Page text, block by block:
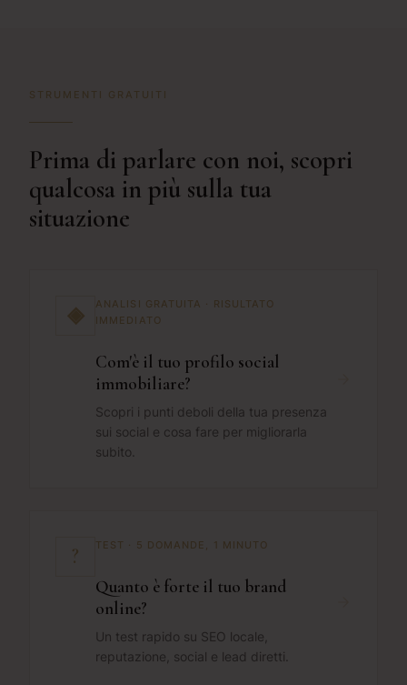
STRUMENTI GRATUITI
Prima di parlare con noi, scopri
qualcosa in più sulla tua
situazione
◈
ANALISI GRATUITA · RISULTATO
IMMEDIATO
Com'è il tuo profilo social
immobiliare?
Scopri i punti deboli della tua presenza
sui social e cosa fare per migliorarla
subito.
? TEST · 5 DOMANDE, 1 MINUTO
Quanto è forte il tuo brand
online?
Un test rapido su SEO locale,
reputazione, social e lead diretti.